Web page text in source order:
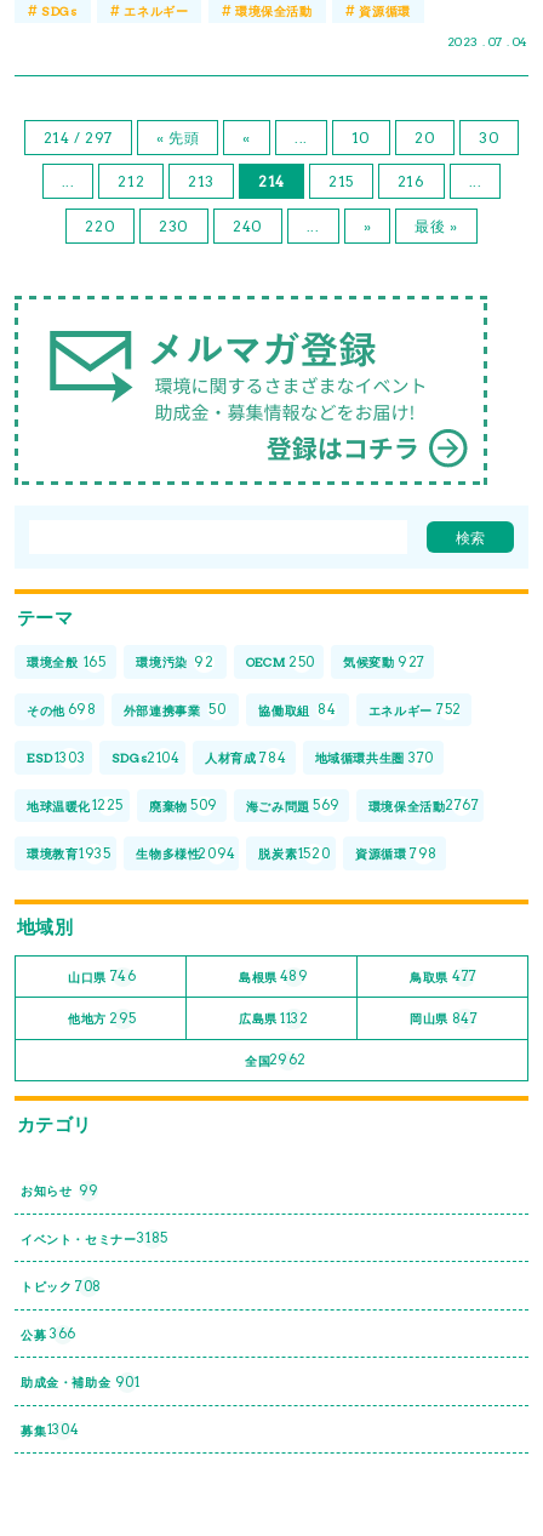
2023 . 07 . 04
#SDGs # エネルギー #環境保全活動 #資源循環
214 / 297 « 先頭 « ... 10 20 30
... 212 213 214 215 216 ...
220 230 240 » 最後 »
テーマ
環境全般 165 環境汚染 92 OECM 250 気候変動 927
その他 698 外部連携事業 50 協働取組 84 エネルギー 752
ESD1303 SDGs2104 人材育成 784 地域循環共生圏 370
地球温暖化1225 廃棄物 509 海ごみ問題 569 環境保全活動2767
環境教育1935 生物多様性2094 脱炭素1520 資源循環 798
地域別
山口県 746 島根県 489 鳥取県 477
他地方 295 広島県 1132 岡山県 847
全国2962
カテゴリ
お知らせ 99
イベント・セミナー3185
トピック 708
公募 366
助成金・補助金 901
募集1304